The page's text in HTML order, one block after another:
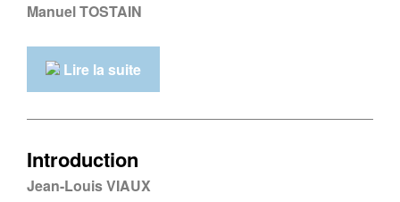
Manuel TOSTAIN
Lire la suite
Introduction
Jean-Louis VIAUX